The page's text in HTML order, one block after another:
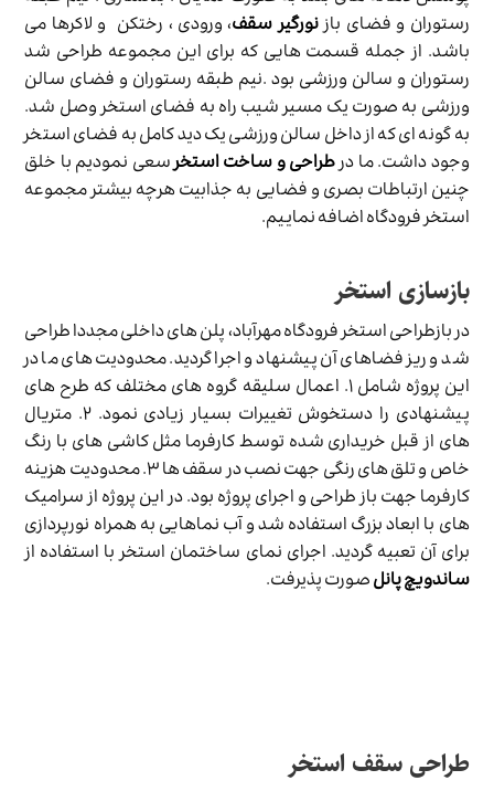
رستوران و فضای بازنورگیر سقف، ورودی ، رختکن و لاکرها می
باشد. از جمله قسمت هایی که برای این مجموعه طراحی شد
رستوران و سالن ورزشی بود .نیم طبقه رستوران و فضای سالن
ورزشی به صورت یک مسیر شیب راه به فضای استخر وصل شد.
به گونه ای که از داخل سالن ورزشی یک دید کامل به فضای استخر
وجود داشت. ما درطراحی و ساخت استخرسعی نمودیم با خلق
چنین ارتباطات بصری و فضایی به جذابیت هرچه بیشتر مجموعه
استخر فرودگاه اضافه نماییم.
بازسازی استخر
در بازطراحی استخر فرودگاه مهرآباد، پلن های داخلی مجددا طراحی
شد و ریز فضاهای آن پیشنهاد و اجرا گردید. محدودیت های ما در
این پروژه شامل ۱. اعمال سلیقه گروه های مختلف که طرح های
پیشنهادی را دستخوش تغییرات بسیار زیادی نمود. ۲. متریال
های از قبل خریداری شده توسط کارفرما مثل کاشی های با رنگ
خاص و تلق های رنگی جهت نصب در سقف ها ۳. محدودیت هزینه
کارفرما جهت باز طراحی و اجرای پروژه بود. در این پروژه از سرامیک
های با ابعاد بزرگ استفاده شد و آب نماهایی به همراه نورپردازی
برای آن تعبیه گردید. اجرای نمای ساختمان استخر با استفاده از
ساندویچ پانلصورت پذیرفت.
طراحی سقف استخر